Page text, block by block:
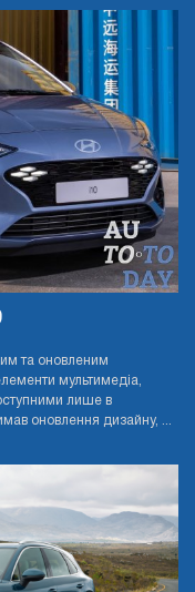
та оновленим
мультимедіа,
лише в
оновлення дизайну, ...